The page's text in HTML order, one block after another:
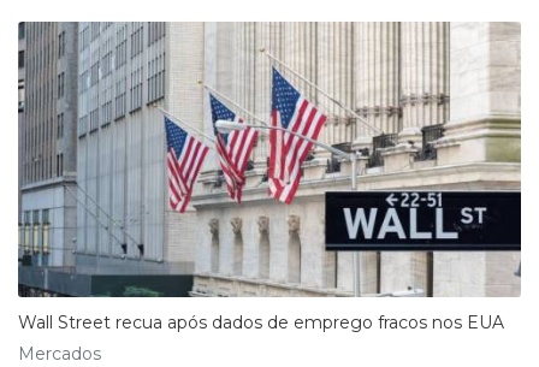
Wall Street recua após dados de emprego fracos nos EUA
Mercados